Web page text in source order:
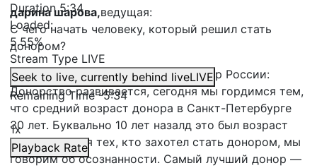
Duration5:34
Loaded:
5.55%
Stream Type LIVE
Seek to live, currently behind liveLIVE
Remaining Time-5:34
1x
Playback Rate
дарина шарова,ведущая:
С чего начать человеку, который решил стать
донором?
Станислав Давыдов, почётный донор России:
Донорство развивается, сегодня мы гордимся тем,
что средний возраст донора в Санкт-Петербурге
30 лет. Буквально 10 лет назалд это был возраст
45-50 лет. Для тех, кто захотел стать донором, мы
говорим об осознанности. Самый лучший донор —